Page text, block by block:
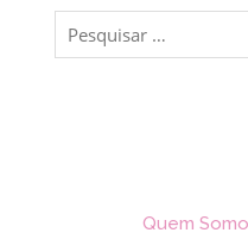
Pesquisar
por:
Quem